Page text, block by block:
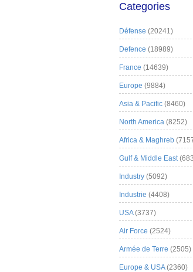
Categories
Défense (20241)
Defence (18989)
France (14639)
Europe (9884)
Asia & Pacific (8460)
North America (8252)
Africa & Maghreb
Gulf & Middle East
Industry (5092)
Industrie (4408)
USA(3737)
Air Force (2524)
Armée de Terre (2505)
Europe & USA(2360)